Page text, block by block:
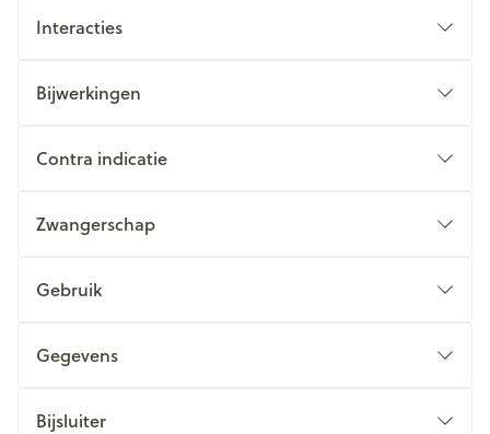
Interacties
Bijwerkingen
Contra indicatie
Zwangerschap
Gebruik
Gegevens
Bijsluiter